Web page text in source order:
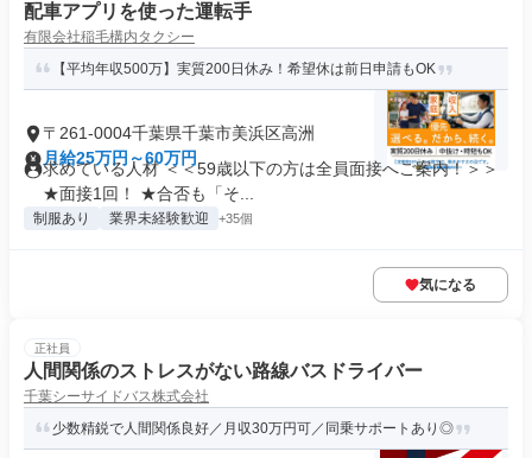
配車アプリを使った運転手
有限会社稲毛構内タクシー
【平均年収500万】実質200日休み！希望休は前日申請もOK
〒261-0004千葉県千葉市美浜区高洲
月給25万円～60万円
求めている人材 ＜＜59歳以下の方は全員面接へご案内！＞＞
★面接1回！ ★合否も「そ...
制服あり 業界未経験歓迎 +35個
気になる
正社員
人間関係のストレスがない路線バスドライバー
千葉シーサイドバス株式会社
少数精鋭で人間関係良好／月収30万円可／同乗サポートあり◎